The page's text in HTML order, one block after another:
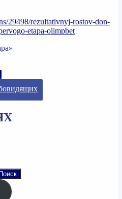
29498/rezultativnyj-rostov-don-
etapa-olimpbet